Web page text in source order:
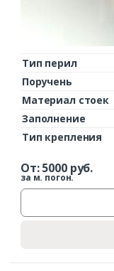
Тип перил
Поручень
Материал стоек
Заполнение
Тип крепления
От:5000руб.
за м. погон.